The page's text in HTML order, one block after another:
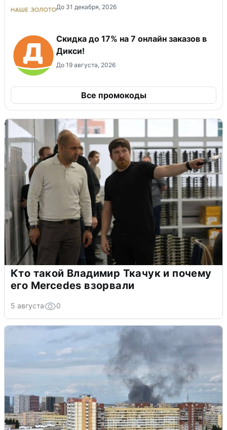
До 31 декабря, 2026
Скидка до 17% на 7 онлайн заказов в
Дикси!
До 19 августа, 2026
Все промокоды
Кто такой Владимир Ткачук и почему
его Mercedes взорвали
5 августа 0